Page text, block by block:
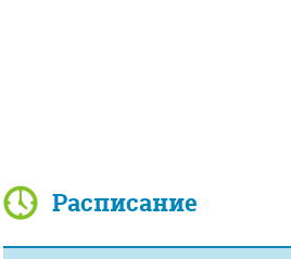
Расписание